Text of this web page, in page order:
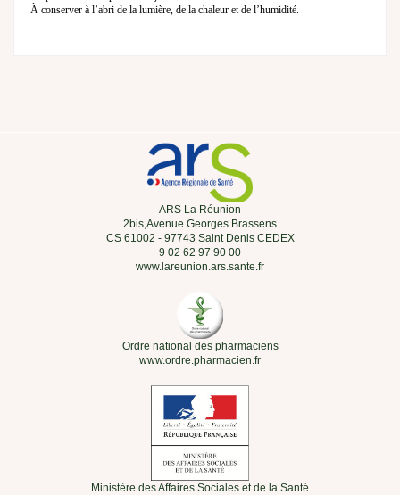
À conserver à l’abri de la lumière, de la chaleur et de l’humidité.
ARS La Réunion
2bis,Avenue Georges Brassens
CS 61002 - 97743 Saint Denis CEDEX
9 02 62 97 90 00
www.lareunion.ars.sante.fr
Ordre national des pharmaciens
www.ordre.pharmacien.fr
Ministère des Affaires Sociales et de la Santé